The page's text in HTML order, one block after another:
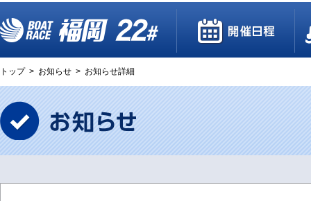
トップ > お知らせ > お知らせ詳細